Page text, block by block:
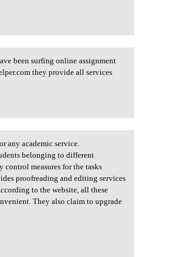
been surfing online assignment
they provide all services
any academic service.
belonging to different
measures for the tasks
proofreading and editing services
to the website, all these
They also claim to upgrade